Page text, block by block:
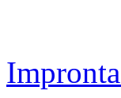
Impronta